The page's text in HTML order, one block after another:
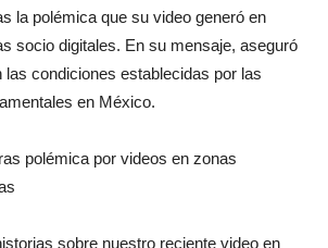
la polémica que su video generó en
socio digitales. En su mensaje, aseguró
las condiciones establecidas por las
en México.
polémica por videos en zonas
sobre nuestro reciente video en